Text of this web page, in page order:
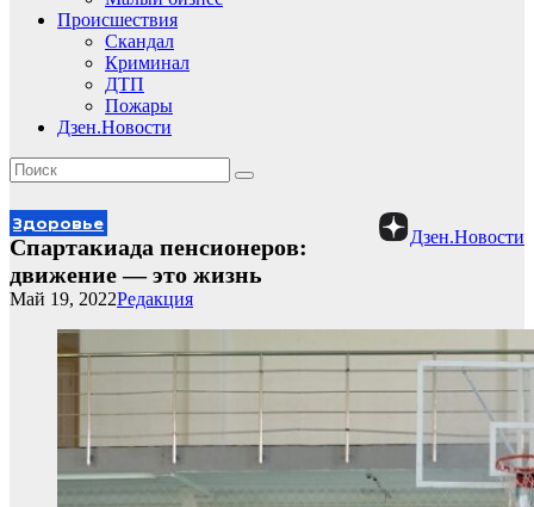
Происшествия
Скандал
Криминал
ДТП
Пожары
Дзен.Новости
Дзен.Новости
Здоровье
Спартакиада пенсионеров:
движение — это жизнь
Редакция
Май 19, 2022